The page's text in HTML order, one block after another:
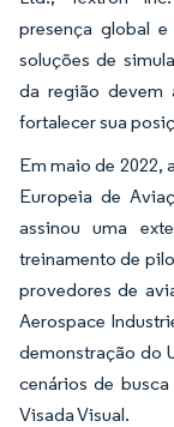
presença global
soluções de
da região devem
fortalecer sua
Em maio de 2022,
Europeia de
assinou uma
treinamento de
provedores de
Aerospace
demonstração do
cenários de
Visada Visual.